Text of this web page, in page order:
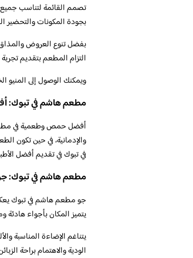
تصمم القائمة لتناسب جميع
بجودة المكونات والتحضير
بفضل تنوع العروض والمذاق
التزام المطعم بتقديم
ويمكنك الوصول إلى
مطعم هاشم في تبوك:
أفضل حمص وطعمية في مطعم
والإدمانية، في حين تكون
في تبوك في تقديم أفضل
مطعم هاشم في تبوك: جو
جو مطعم هاشم في تبوك
يتميز المكان بأجواء
يتناغم الإضاءة المناسبة
الودية والاهتمام براحة